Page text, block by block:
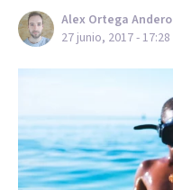
Alex Ortega Andero
27 junio, 2017 - 17:28